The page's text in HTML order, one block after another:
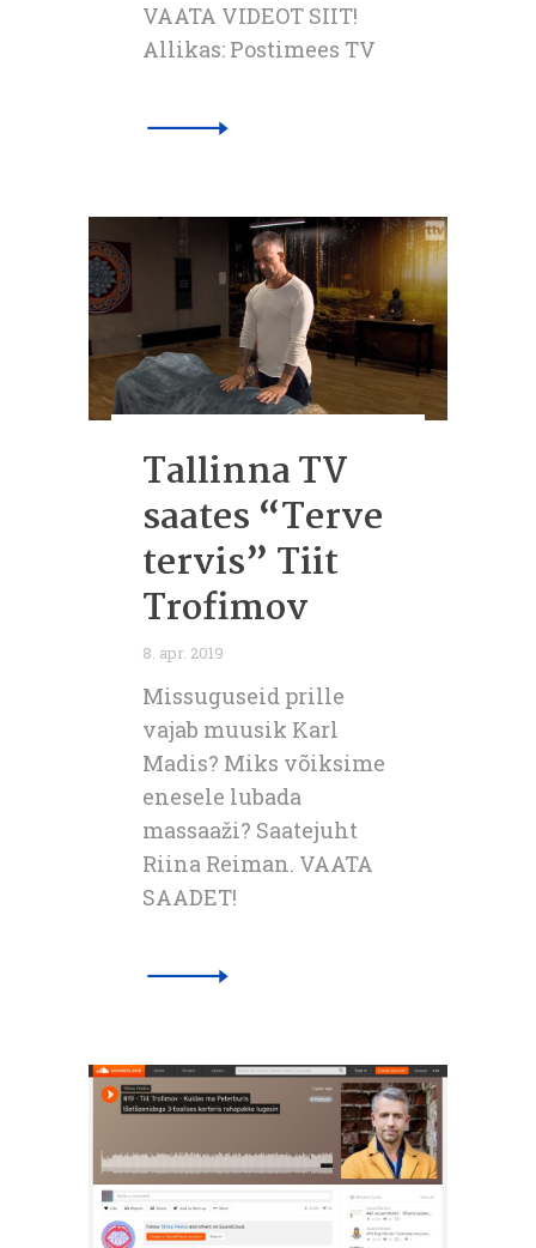
VAATA VIDEOT SIIT!
Allikas: Postimees TV
Tallinna TV
saates “Terve
tervis” Tiit
Trofimov
8. apr. 2019
Missuguseid prille
vajab muusik Karl
Madis? Miks võiksime
enesele lubada
massaaži? Saatejuht
Riina Reiman. VAATA
SAADET!